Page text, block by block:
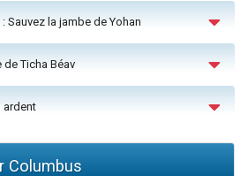
: Sauvez la jambe de Yohan
Ticha Béav
ardent
Columbus